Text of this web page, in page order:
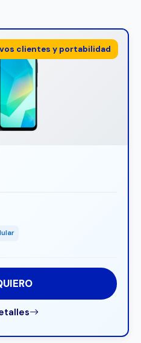
clientes y portabilidad